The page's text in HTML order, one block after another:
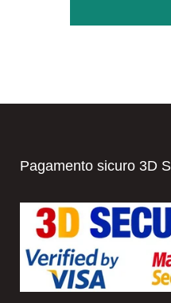
Pagamento sicuro 3D